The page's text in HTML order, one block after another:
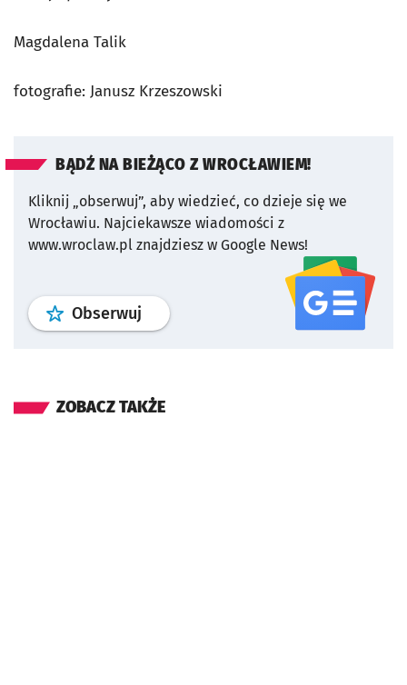
Magdalena Talik
fotografie: Janusz Krzeszowski
BĄDŹ NA BIEŻĄCO Z WROCŁAWIEM!
Kliknij „obserwuj”, aby wiedzieć, co dzieje się we
Wrocławiu. Najciekawsze wiadomości z
www.wroclaw.pl znajdziesz w Google News!
Obserwuj profil serwisu
ZOBACZ TAKŻE